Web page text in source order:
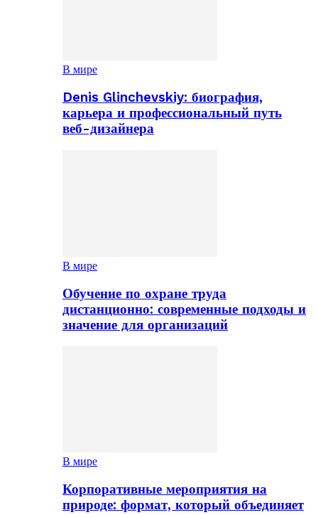
В мире
Denis Glinchevskiy: биография,
карьера и профессиональный путь
веб-дизайнера
В мире
Обучение по охране труда
дистанционно: современные подходы и
значение для организаций
В мире
Корпоративные мероприятия на
природе: формат, который объединяет